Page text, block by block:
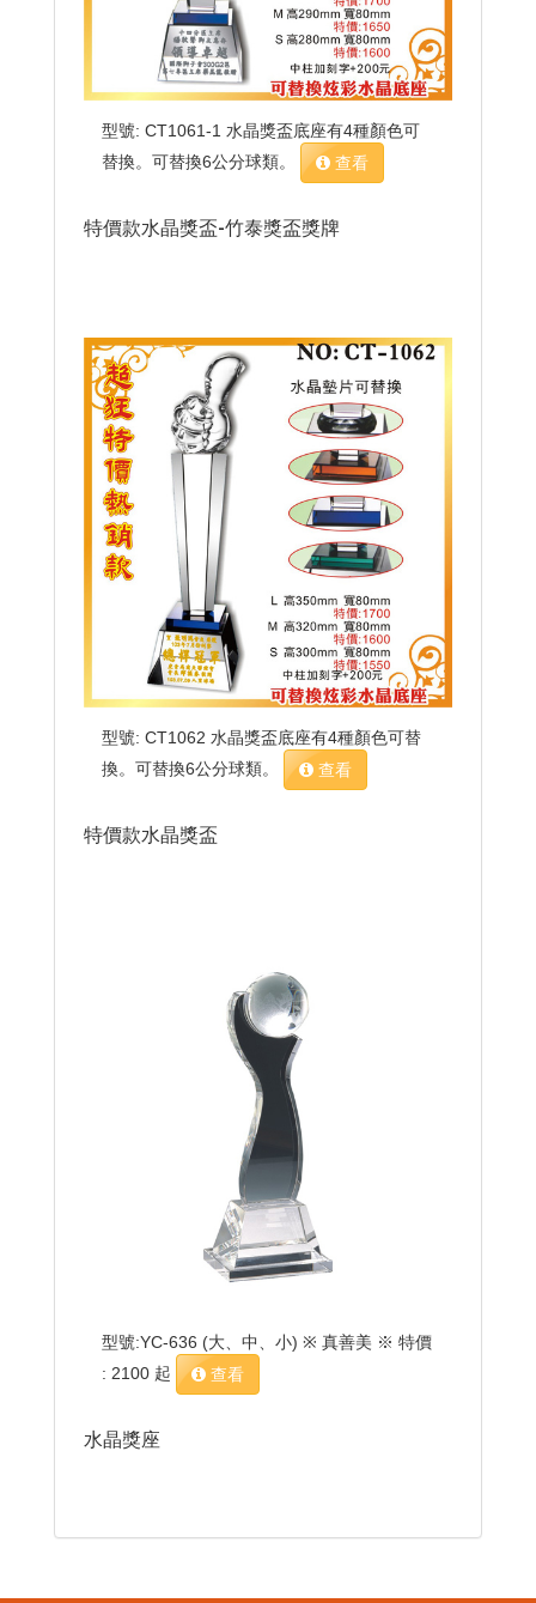
型號: CT1061-1 水晶獎盃底座有4種顏色可
替換。可替換6公分球類。
查看
特價款水晶獎盃-竹泰獎盃獎牌
型號: CT1062 水晶獎盃底座有4種顏色可替
換。可替換6公分球類。
查看
特價款水晶獎盃
型號:YC-636 (大、中、小) ※ 真善美 ※ 特價
: 2100 起
查看
水晶獎座